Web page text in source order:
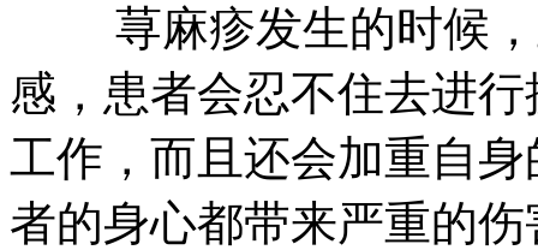
荨麻疹发生的时候，
感，患者会忍不住去进
工作，而且还会加重自
者的身心都带来严重的